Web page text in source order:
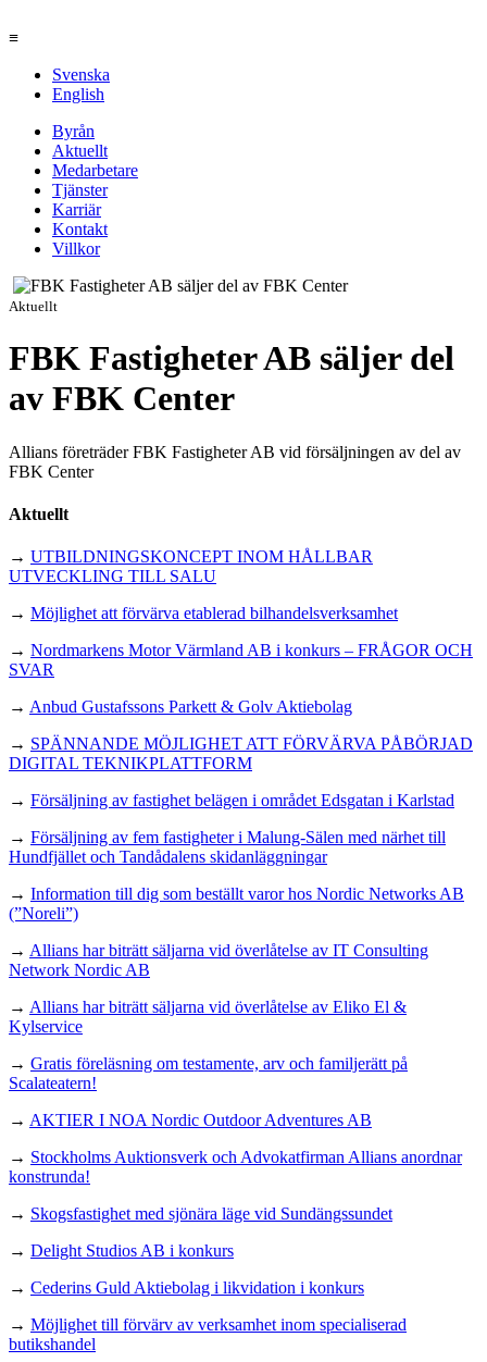
≡
Svenska
English
Byrån
Aktuellt
Medarbetare
Tjänster
Karriär
Kontakt
Villkor
Aktuellt
FBK Fastigheter AB säljer del
av FBK Center
Allians företräder FBK Fastigheter AB vid försäljningen av del av
FBK Center
Aktuellt
→ UTBILDNINGSKONCEPT INOM HÅLLBAR
UTVECKLING TILL SALU
→ Möjlighet att förvärva etablerad bilhandelsverksamhet
→ Nordmarkens Motor Värmland AB i konkurs – FRÅGOR OCH
SVAR
→ Anbud Gustafssons Parkett & Golv Aktiebolag
→ SPÄNNANDE MÖJLIGHET ATT FÖRVÄRVA PÅBÖRJAD
DIGITAL TEKNIKPLATTFORM
→ Försäljning av fastighet belägen i området Edsgatan i Karlstad
→ Försäljning av fem fastigheter i Malung-Sälen med närhet till
Hundfjället och Tandådalens skidanläggningar
→ Information till dig som beställt varor hos Nordic Networks AB
(”Noreli”)
→ Allians har biträtt säljarna vid överlåtelse av IT Consulting
Network Nordic AB
→ Allians har biträtt säljarna vid överlåtelse av Eliko El &
Kylservice
→ Gratis föreläsning om testamente, arv och familjerätt på
Scalateatern!
→ AKTIER I NOA Nordic Outdoor Adventures AB
→ Stockholms Auktionsverk och Advokatfirman Allians anordnar
konstrunda!
→ Skogsfastighet med sjönära läge vid Sundängssundet
→ Delight Studios AB i konkurs
→ Cederins Guld Aktiebolag i likvidation i konkurs
→ Möjlighet till förvärv av verksamhet inom specialiserad
butikshandel